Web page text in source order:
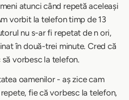
atunci când repetă aceleași
vorbit la telefon timp de 13
nu s-ar fi repetat de n ori,
în două-trei minute. Cred că
vorbesc la telefon.
oamenilor - aș zice cam
fie că vorbesc la telefon,